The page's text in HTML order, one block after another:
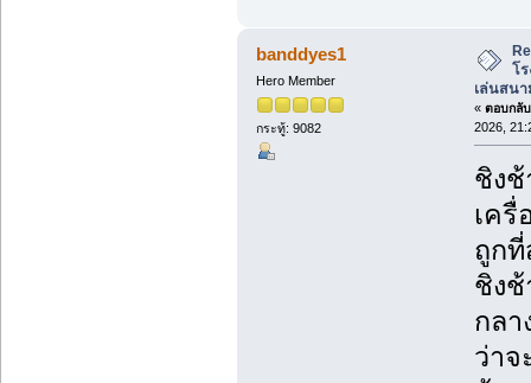
banddyes1
Hero Member
กระทู้: 9082
โ
เล่นสนา
« ตอบกลั
2026,
ชิงช้
เครื่
ถูกที่
ชิงช้
กลา
ว่าจ